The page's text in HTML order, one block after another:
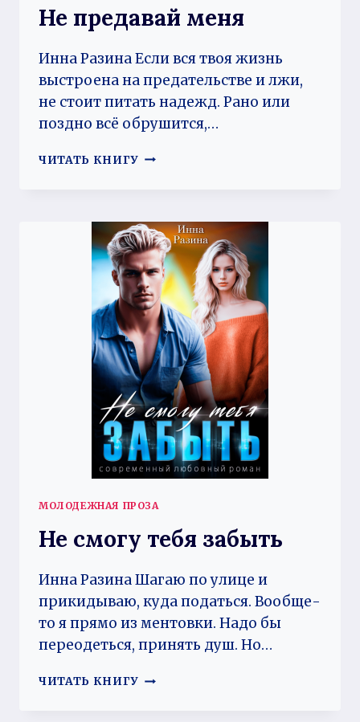
Не предавай меня
Инна Разина Если вся твоя жизнь
выстроена на предательстве и лжи,
не стоит питать надежд. Рано или
поздно всё обрушится,…
ЧИТАТЬ КНИГУ НЕ
МОЛОДЕЖНАЯ ПРОЗА
Не смогу тебя забыть
Инна Разина Шагаю по улице и
прикидываю, куда податься. Вообще-
то я прямо из ментовки. Надо бы
переодеться, принять душ. Но…
ЧИТАТЬ КНИГУ НЕ